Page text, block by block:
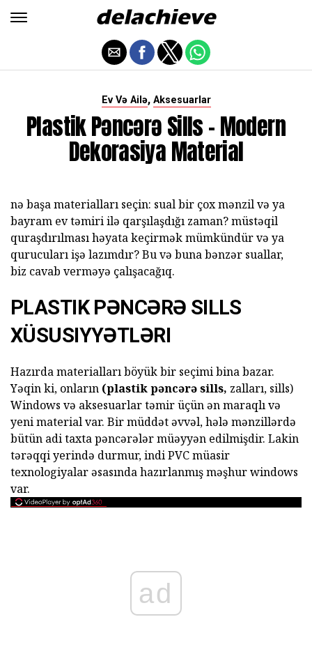
Ev Və Ailə, Aksesuarlar
Plastik Pəncərə Sills - Modern
Dekorasiya Material
nə başa materialları seçin: sual bir çox mənzil və ya
bayram ev təmiri ilə qarşılaşdığı zaman? müstəqil
quraşdırılması həyata keçirmək mümkündür və ya
qurucuları işə lazımdır? Bu və buna bənzər suallar,
biz cavab verməyə çalışacağıq.
PLASTIK PƏNCƏRƏ SILLS
XÜSUSIYYƏTLƏRI
Hazırda materialları böyük bir seçimi bina bazar.
Yəqin ki, onların (plastik pəncərə sills, zalları, sills)
Windows və aksesuarlar təmir üçün ən maraqlı və
yeni material var. Bir müddət əvvəl, hələ mənzillərdə
bütün adi taxta pəncərələr müəyyən edilmişdir. Lakin
tərəqqi yerində durmur, indi PVC müasir
texnologiyalar əsasında hazırlanmış məşhur windows
var.
ad